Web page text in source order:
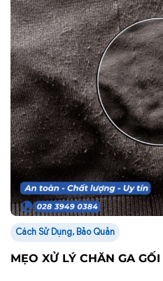
Cách Sử Dụng, Bảo Quản
MẸO XỬ LÝ CHĂN GA